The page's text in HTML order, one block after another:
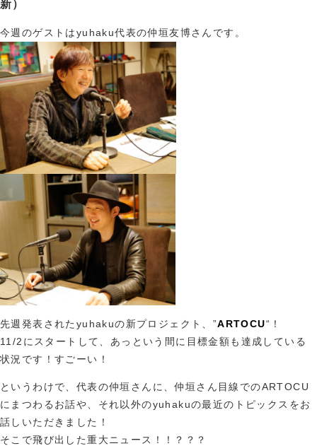
新）
今週のゲストはyuhaku代表の仲垣友博さんです。
先週発表されたyuhakuの新プロジェクト、”ARTOCU“！
11/2にスタートして、あっという間に目標金額も達成している
状況です！すごーい！
というわけで、代表の仲垣さんに、仲垣さん目線でのARTOCU
にまつわるお話や、それ以外のyuhakuの最近のトピックスをお
話しいただきました！
そこで飛び出した重大ニュース！！？？？